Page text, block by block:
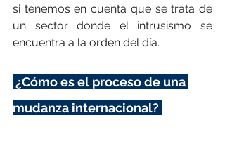
si tenemos en cuenta que se trata de
un sector donde el intrusismo se
encuentra a la orden del día.
mudanza internacional?